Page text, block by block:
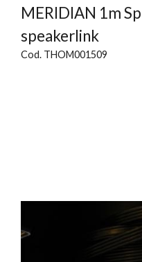
MERIDIAN 1m
speakerlink
Cod. THOM001509